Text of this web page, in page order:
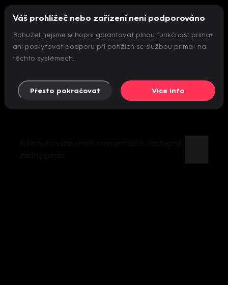
Nepodařilo se inicializovat přehrávač
Váš prohlížeč nebo zařízení není podporováno
Bohužel nejsme schopni garantovat plnou funkčnost prima+
ani poskytovat podporu při potížích se službou prima+ na
těchto systémech.
Přesto pokračovat Více info